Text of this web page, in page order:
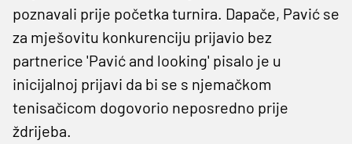
poznavali prije početka turnira. Dapače, Pavić se
za mješovitu konkurenciju prijavio bez
partnerice 'Pavić and looking' pisalo je u
inicijalnoj prijavi da bi se s njemačkom
tenisačicom dogovorio neposredno prije
ždrijeba.